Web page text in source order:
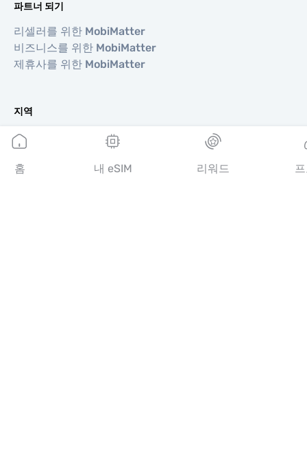
파트너 되기
리셀러를 위한 MobiMatter
비즈니스를 위한 MobiMatter
제휴사를 위한 MobiMatter
지역
유럽 eSIM
아시아 eSIM
아메리카 eSIM
홈 내 eSIM 리워드